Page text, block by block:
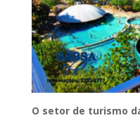
O setor de turismo